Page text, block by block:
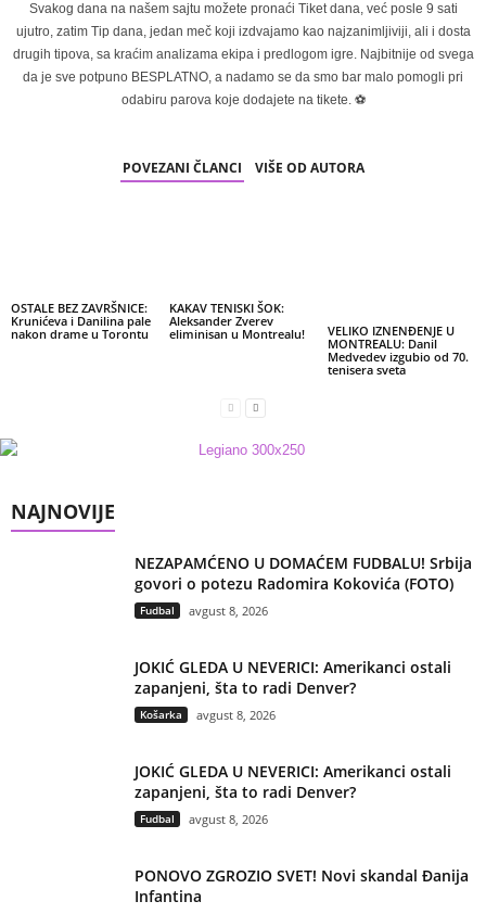
Svakog dana na našem sajtu možete pronaći Tiket dana, već posle 9 sati
ujutro, zatim Tip dana, jedan meč koji izdvajamo kao najzanimljiviji, ali i dosta
drugih tipova, sa kraćim analizama ekipa i predlogom igre. Najbitnije od svega
da je sve potpuno BESPLATNO, a nadamo se da smo bar malo pomogli pri
odabiru parova koje dodajete na tikete. ⚽
POVEZANI ČLANCI VIŠE OD AUTORA
OSTALE BEZ ZAVRŠNICE:
Krunićeva i Danilina pale
nakon drame u Torontu
KAKAV TENISKI ŠOK:
Aleksander Zverev
eliminisan u Montrealu!
VELIKO IZNENĐENJE U
MONTREALU: Danil
Medvedev izgubio od 70.
tenisera sveta
NAJNOVIJE
NEZAPAMĆENO U DOMAĆEM FUDBALU! Srbija
govori o potezu Radomira Kokovića (FOTO)
Fudbal avgust 8, 2026
JOKIĆ GLEDA U NEVERICI: Amerikanci ostali
zapanjeni, šta to radi Denver?
Košarka avgust 8, 2026
JOKIĆ GLEDA U NEVERICI: Amerikanci ostali
zapanjeni, šta to radi Denver?
Fudbal avgust 8, 2026
PONOVO ZGROZIO SVET! Novi skandal Đanija
Infantina